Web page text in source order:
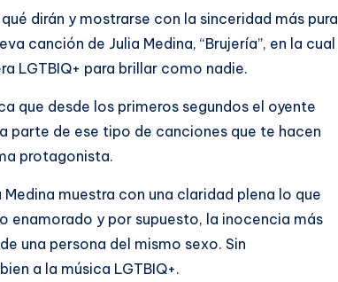
dirán y mostrarse con la sinceridad más pura
canción de Julia Medina, “Brujería”, en la cual
LGTBIQ+ para brillar como nadie.
que desde los primeros segundos el oyente
parte de ese tipo de canciones que te hacen
protagonista.
muestra con una claridad plena lo que
enamorado y por supuesto, la inocencia más
una persona del mismo sexo. Sin
a la música LGTBIQ+.